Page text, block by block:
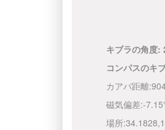
キブラの角度:
コンパスのキ
カアバ距離:
磁気偏差:-
場所:34.1828,